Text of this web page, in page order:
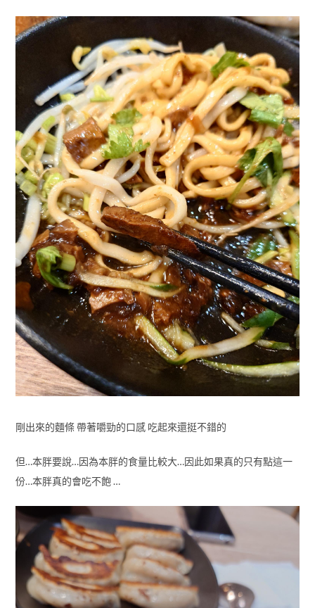
剛出來的麵條 帶著嚼勁的口感 吃起來還挺不錯的
但…本胖要說…因為本胖的食量比較大…因此如果真的只有點這一
份…本胖真的會吃不飽 …